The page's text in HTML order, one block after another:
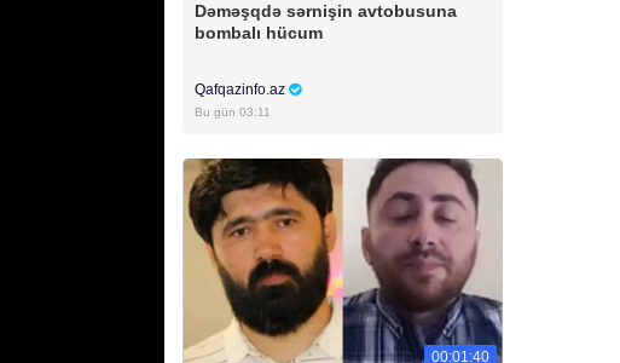
Dəməşqdə sərnişin avtobusuna
bombalı hücum
Qafqazinfo.az
Bu gün 03:11
00:01:40